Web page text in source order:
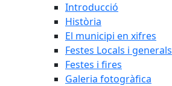
Introducció
Història
El municipi en xifres
Festes Locals i generals
Festes i fires
Galeria fotogràfica